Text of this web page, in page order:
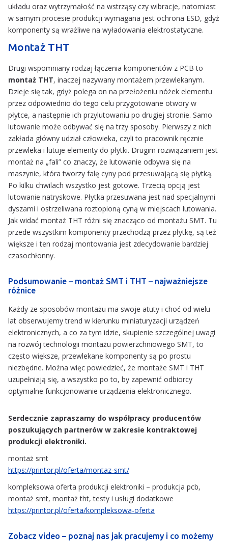
układu oraz wytrzymałość na wstrząsy czy wibracje, natomiast
w samym procesie produkcji wymagana jest ochrona ESD, gdyż
komponenty są wrażliwe na wyładowania elektrostatyczne.
Montaż THT
Drugi wspomniany rodzaj łączenia komponentów z PCB to
montaż THT, inaczej nazywany montażem przewlekanym.
Dzieje się tak, gdyż polega on na przełożeniu nóżek elementu
przez odpowiednio do tego celu przygotowane otwory w
płytce, a następnie ich przylutowaniu po drugiej stronie. Samo
lutowanie może odbywać się na trzy sposoby. Pierwszy z nich
zakłada główny udział człowieka, czyli to pracownik ręcznie
przewleka i lutuje elementy do płytki. Drugim rozwiązaniem jest
montaż na „fali” co znaczy, że lutowanie odbywa się na
maszynie, która tworzy falę cyny pod przesuwającą się płytką.
Po kilku chwilach wszystko jest gotowe. Trzecią opcją jest
lutowanie natryskowe. Płytka przesuwana jest nad specjalnymi
dyszami i ostrzeliwana roztopioną cyną w miejscach lutowania.
Jak widać montaż THT różni się znacząco od montażu SMT. Tu
przede wszystkim komponenty przechodzą przez płytkę, są też
większe i ten rodzaj montowania jest zdecydowanie bardziej
czasochłonny.
Podsumowanie – montaż SMT i THT – najważniejsze
różnice
Każdy ze sposobów montażu ma swoje atuty i choć od wielu
lat obserwujemy trend w kierunku miniaturyzacji urządzeń
elektronicznych, a co za tym idzie, skupienie szczególnej uwagi
na rozwój technologii montażu powierzchniowego SMT, to
często większe, przewlekane komponenty są po prostu
niezbędne. Można więc powiedzieć, że montaże SMT i THT
uzupełniają się, a wszystko po to, by zapewnić odbiorcy
optymalne funkcjonowanie urządzenia elektronicznego.
Serdecznie zapraszamy do współpracy producentów
poszukujących partnerów w zakresie kontraktowej
produkcji elektroniki.
montaż smt
https://printor.pl/oferta/montaz-smt/
kompleksowa oferta produkcji elektroniki – produkcja pcb,
montaż smt, montaż tht, testy i usługi dodatkowe
https://printor.pl/oferta/kompleksowa-oferta
Zobacz video – poznaj nas jak pracujemy i co możemy